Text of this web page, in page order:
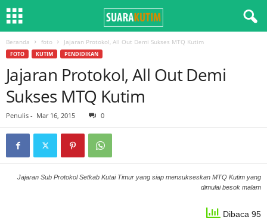
Beranda foto Jajaran Protokol, All Out Demi Sukses MTQ Kutim
FOTO KUTIM PENDIDIKAN
Jajaran Protokol, All Out Demi
Sukses MTQ Kutim
Penulis - Mar 16, 2015 0
Jajaran Sub Protokol Setkab Kutai Timur yang siap mensukseskan MTQ Kutim yang
dimulai besok malam
Dibaca 95